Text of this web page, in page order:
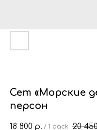
Сет «Морские
персон
18 800 р. / 1 pack 20